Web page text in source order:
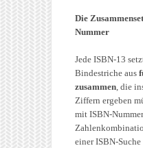
Die
Nummer
Jede ISBN-13
Bindestriche aus
zusammen, die
Ziffern ergeben
mit ISBN-
einer ISBN-